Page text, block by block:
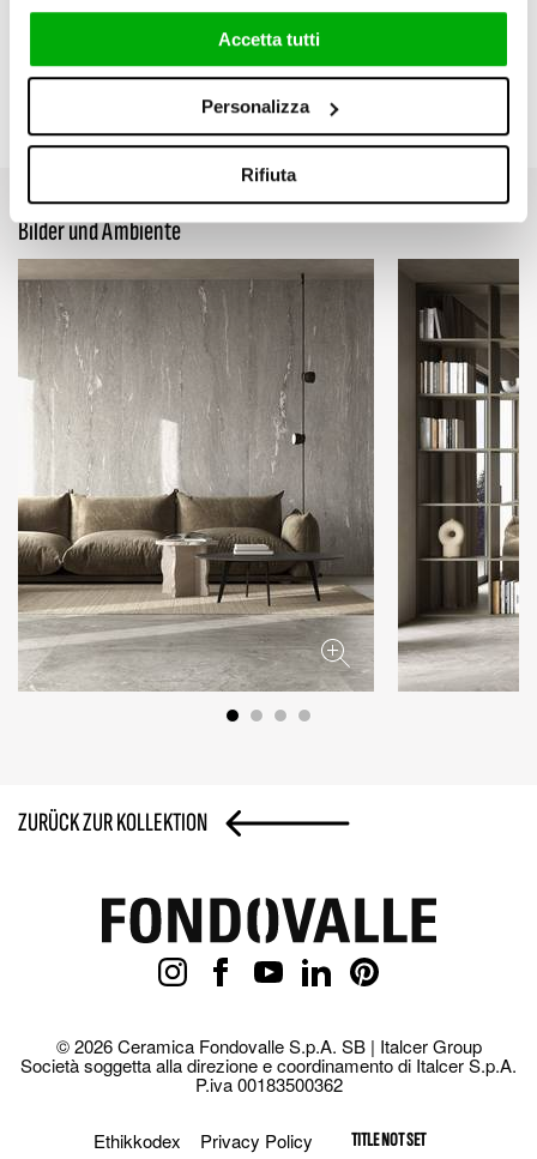
Accetta tutti
Personalizza
Rifiuta
120x278 cm 60x120 cm
23.62" x 47.24"
Bilder und Ambiente
ZURÜCK ZUR KOLLEKTION
© 2026 Ceramica Fondovalle S.p.A. SB | Italcer Group
Società soggetta alla direzione e coordinamento di Italcer S.p.A.
P.iva 00183500362
Ethikkodex Privacy Policy TITLE NOT SET